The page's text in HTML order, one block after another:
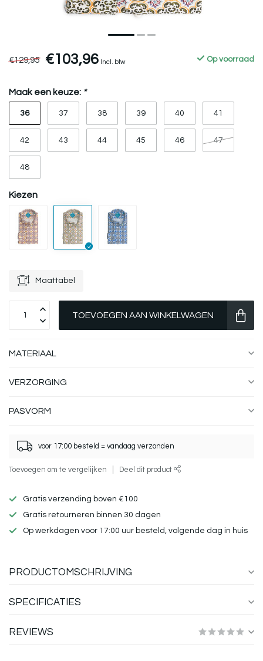
€129,95 €103,96 Incl. btw Op voorraad
Maak een keuze: *
36 37 38 39 40 41
42 43 44 45 46 47
48
Kiezen
Maattabel
TOEVOEGEN AAN WINKELWAGEN
MATERIAAL
VERZORGING
PASVORM
voor 17:00 besteld = vandaag verzonden
Toevoegen om te vergelijken Deel dit product
Gratis verzending boven €100
Gratis retourneren binnen 30 dagen
Op werkdagen voor 17:00 uur besteld, volgende dag in huis
PRODUCTOMSCHRIJVING
SPECIFICATIES
REVIEWS